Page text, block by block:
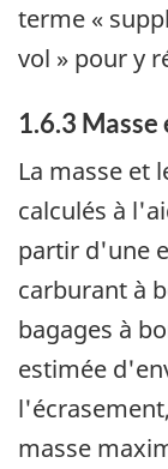
terme «
vol » pour y
1.6.3
La masse et
calculés à
partir d'une
carburant à
bagages à
estimée
masse